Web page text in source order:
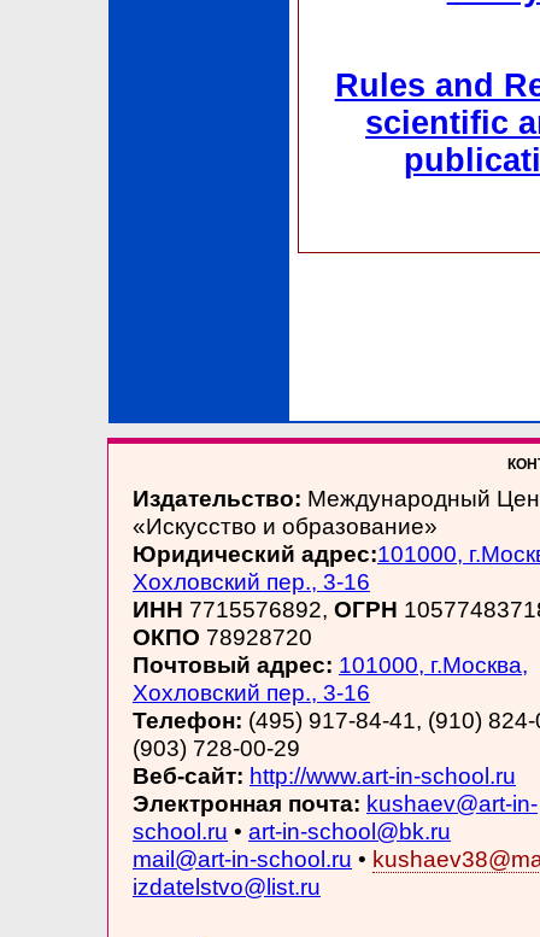
Rules and
scientific
Издательство: Международный
«Искусство и образование»
Юридический адрес:101000,
Хохловский пер., 3-16
ИНН 7715576892, ОГРН
ОКПО 78928720
Почтовый адрес: 101000, г.Москва,
Хохловский пер., 3-16
Телефон: (495) 917-84-41, (910)
(903) 728-00-29
Веб-сайт: http://www.art-in-school.ru
Электронная почта: kushaev@art-in-
school.ru • art-in-school@bk.ru
mail@art-in-school.ru •
izdatelstvo@list.ru